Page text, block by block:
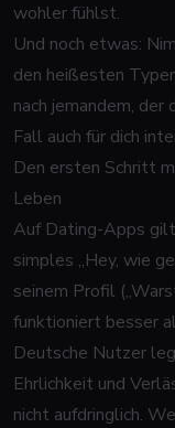
wohler fühlst.
Und noch etwas:
den heißesten
nach jemandem, der
Fall auch für dich
Den ersten Schritt
Leben
Auf Dating-Apps
simples „Hey, wie
seinem Profil
funktioniert besser
Deutsche Nutzer
Ehrlichkeit und
nicht aufdringlich.